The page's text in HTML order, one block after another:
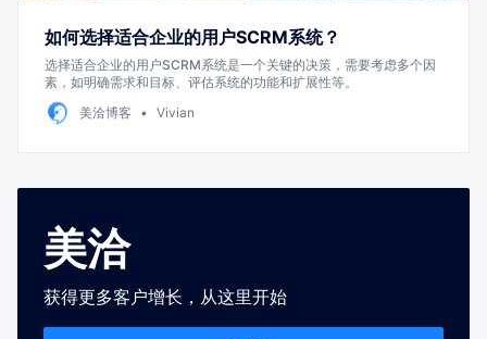
如何选择适合企业的用户SCRM系统？
选择适合企业的用户SCRM系统是一个关键的决策，需要考虑多个因
素，如明确需求和目标、评估系统的功能和扩展性等。
美洽博客
Vivian
美洽
获得更多客户增长，从这里开始